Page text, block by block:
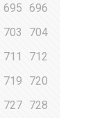
695
696
703
704
711
712
719
720
727 728